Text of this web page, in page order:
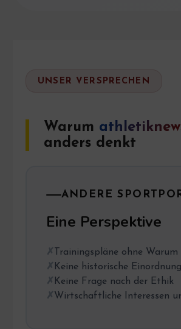
UNSER VERSPRECHEN
Warum
anders denkt
ANDERE
Eine Perspektive
Trainingspläne ohne Warum
Keine historische Einordnung
Keine Frage nach der Ethik
Wirtschaftliche Interessen